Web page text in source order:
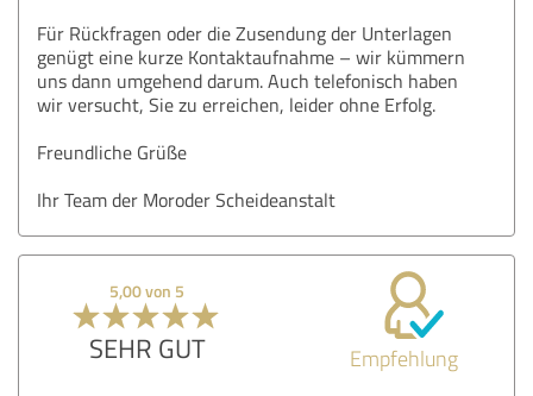
Für Rückfragen oder die Zusendung der Unterlagen
genügt eine kurze Kontaktaufnahme – wir kümmern
uns dann umgehend darum. Auch telefonisch haben
wir versucht, Sie zu erreichen, leider ohne Erfolg.
Freundliche Grüße
Ihr Team der Moroder Scheideanstalt
5,00 von 5
SEHR GUT Empfehlung